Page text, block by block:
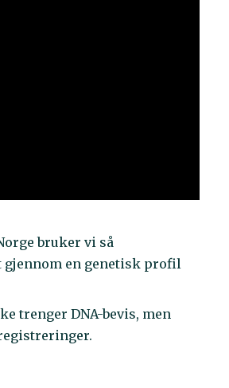
bruker vi så
en genetisk profil
trenger DNA-bevis, men